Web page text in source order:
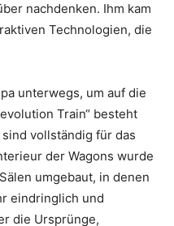
nachdenken. Ihm kam
Technologien, die
unterwegs, um auf die
Train“ besteht
vollständig für das
der Wagons wurde
umgebaut, in denen
eindringlich und
die Ursprünge,